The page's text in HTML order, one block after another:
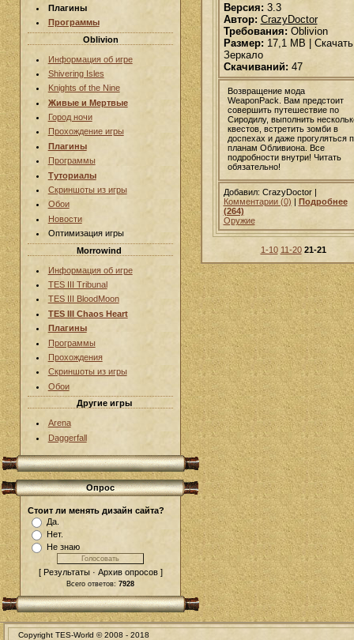
Плагины
Программы
Oblivion
Информация об игре
Shivering Isles
Knights of the Nine
Живые и Мертвые
Город ночи
Прохождение игры
Плагины
Программы
Туториалы
Скриншоты из игры
Обои
Новости
Оптимизация игры
Morrowind
Информация об игре
TES III Tribunal
TES III BloodMoon
TES III Chaos Heart
Плагины
Программы
Прохождения
Скриншоты из игры
Обои
Другие игры
Arena
Daggerfall
Опрос
Стоит ли менять дизайн сайта?
Да.
Нет.
Не знаю
[ Результаты · Архив опросов ]
Всего ответов: 7928
Версия: 3.3
Автор: CrazyDoctor
Требования: Oblivion
Размер: 17,1 MB |
Зеркало
Скачиваний:47
Возвращение мода
WeaponPack. Вам предстоит
совершить путешествие по
Сиродилу, выполнить
квестов, встретить зомби в
доспехах и даже прогуляться
планам Обливиона. Все
подробности внутри! Читать
обязательно!
Добавил: CrazyDoctor |
Комментарии (0) | Подробнее
(264)
Оружие
1-10 11-20 21-21
Copyright TES-World © 2008 - 2018